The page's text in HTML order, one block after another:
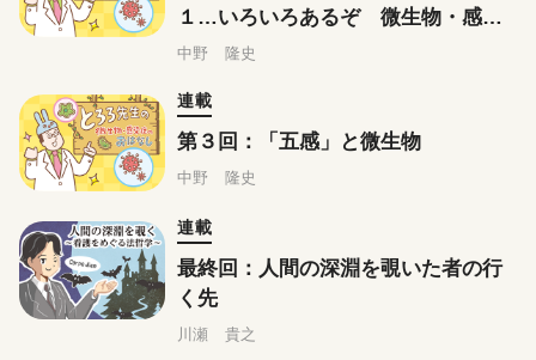
１…いろいろあるぞ 微生物・感染
症の分類
中野 隆史
連載
第３回：「五感」と微生物
中野 隆史
連載
最終回：人間の深淵を覗いた者の行
く先
川瀬 貴之